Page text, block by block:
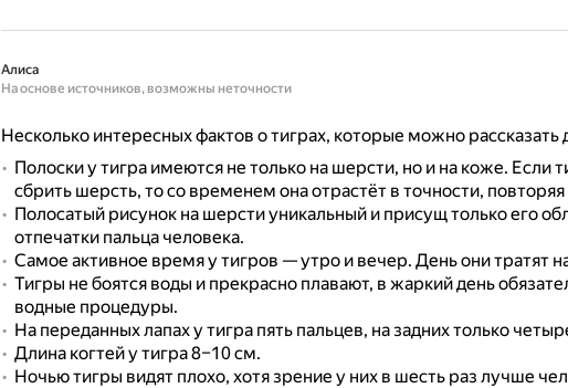
Алиса
На основе источников, возможны неточности
Несколько интересных фактов о тиграх, которые можно рассказать
Полоски у тигра имеются не только на шерсти, но и на коже. Если
сбрить шерсть, то со временем она отрастёт в точности,
Полосатый рисунок на шерсти уникальный и присущ только его
отпечатки пальца человека.
Самое активное время у тигров — утро и вечер. День они тратят
Тигры не боятся воды и прекрасно плавают, в жаркий день
водные процедуры.
На переданных лапах у тигра пять пальцев, на задних только
Длина когтей у тигра 8–10 см.
Ночью тигры видят плохо, хотя зрение у них в шесть раз лучше